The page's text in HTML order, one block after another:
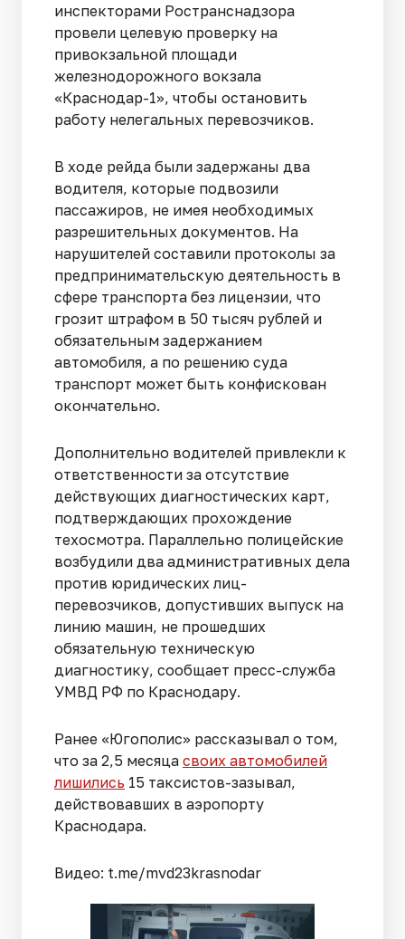
инспекторами Ространснадзора
провели целевую проверку на
привокзальной площади
железнодорожного вокзала
«Краснодар-1», чтобы остановить
работу нелегальных перевозчиков.
В ходе рейда были задержаны два
водителя, которые подвозили
пассажиров, не имея необходимых
разрешительных документов. На
нарушителей составили протоколы за
предпринимательскую деятельность в
сфере транспорта без лицензии, что
грозит штрафом в 50 тысяч рублей и
обязательным задержанием
автомобиля, а по решению суда
транспорт может быть конфискован
окончательно.
Дополнительно водителей привлекли к
ответственности за отсутствие
действующих диагностических карт,
подтверждающих прохождение
техосмотра. Параллельно полицейские
возбудили два административных дела
против юридических лиц-
перевозчиков, допустивших выпуск на
линию машин, не прошедших
обязательную техническую
диагностику, сообщает пресс-служба
УМВД РФ по Краснодару.
Ранее «Югополис» рассказывал о том,
что за 2,5 месяца своих автомобилей
лишились 15 таксистов-зазывал,
действовавших в аэропорту
Краснодара.
Видео: t.me/mvd23krasnodar